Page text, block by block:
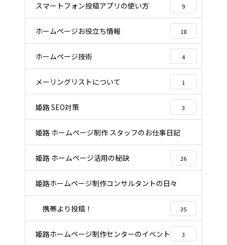
スマートフォン投稿アプリの使い方 9
ホームページお役立ち情報 18
ホームページ技術 4
メーリングリストについて 1
姫路 SEO対策 3
姫路 ホームページ制作 スタッフのお仕事日記
22
姫路 ホームページ活用の秘訣 26
姫路ホームページ制作コンサルタントの日々
96
携帯より投稿！ 35
姫路ホームページ制作センターのイベント 3